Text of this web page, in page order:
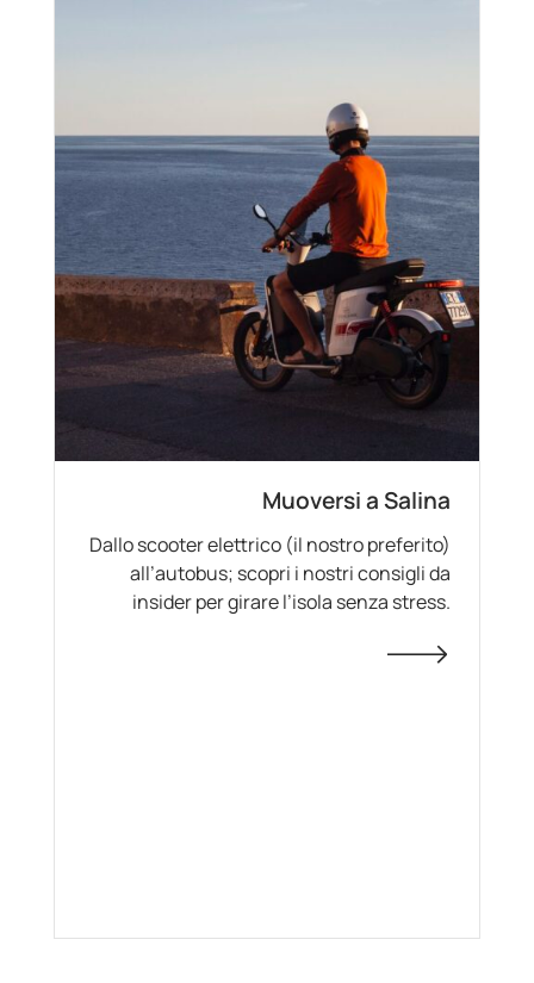
Muoversi a Salina
Dallo scooter elettrico (il nostro preferito)
all’autobus; scopri i nostri consigli da
insider per girare l’isola senza stress.